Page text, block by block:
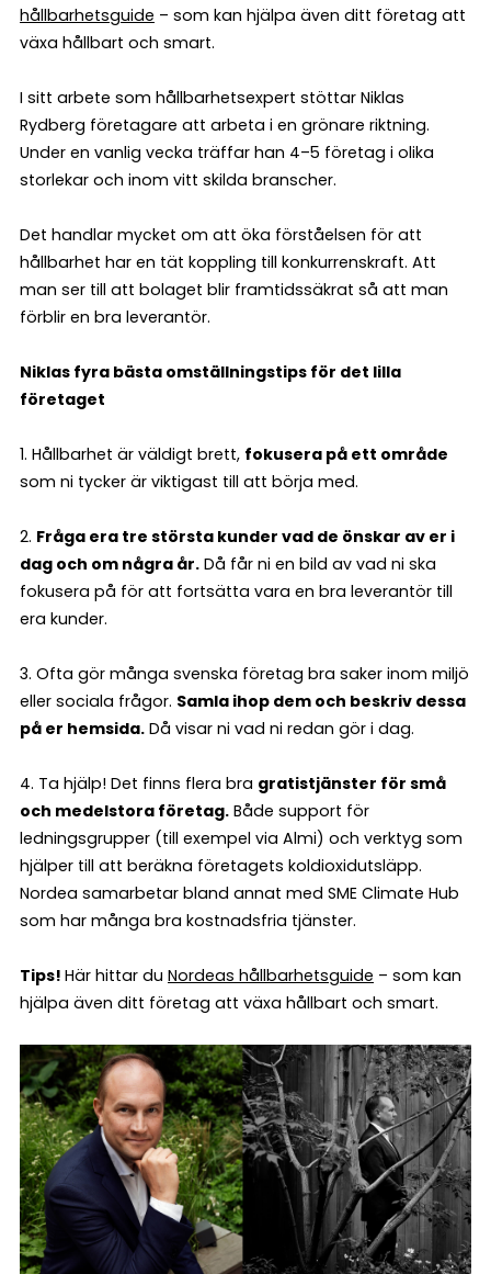
hållbarhetsguide – som kan hjälpa även ditt företag att
växa hållbart och smart.
I sitt arbete som hållbarhetsexpert stöttar Niklas
Rydberg företagare att arbeta i en grönare riktning.
Under en vanlig vecka träffar han 4–5 företag i olika
storlekar och inom vitt skilda branscher.
Det handlar mycket om att öka förståelsen för att
hållbarhet har en tät koppling till konkurrenskraft. Att
man ser till att bolaget blir framtidssäkrat så att man
förblir en bra leverantör.
Niklas fyra bästa omställningstips för det lilla
företaget
1. Hållbarhet är väldigt brett, fokusera på ett område
som ni tycker är viktigast till att börja med.
2. Fråga era tre största kunder vad de önskar av er i
dag och om några år. Då får ni en bild av vad ni ska
fokusera på för att fortsätta vara en bra leverantör till
era kunder.
3. Ofta gör många svenska företag bra saker inom miljö
eller sociala frågor. Samla ihop dem och beskriv dessa
på er hemsida. Då visar ni vad ni redan gör i dag.
4. Ta hjälp! Det finns flera bra gratistjänster för små
och medelstora företag. Både support för
ledningsgrupper (till exempel via Almi) och verktyg som
hjälper till att beräkna företagets koldioxidutsläpp.
Nordea samarbetar bland annat med SME Climate Hub
som har många bra kostnadsfria tjänster.
Tips! Här hittar du Nordeas hållbarhetsguide – som kan
hjälpa även ditt företag att växa hållbart och smart.